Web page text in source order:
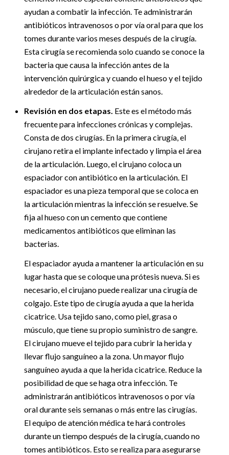
ayudan a combatir la infección. Te administrarán
antibióticos intravenosos o por vía oral para que los
tomes durante varios meses después de la cirugía.
Esta cirugía se recomienda solo cuando se conoce la
bacteria que causa la infección antes de la
intervención quirúrgica y cuando el hueso y el tejido
alrededor de la articulación están sanos.
Revisión en dos etapas. Este es el método más
frecuente para infecciones crónicas y complejas.
Consta de dos cirugías. En la primera cirugía, el
cirujano retira el implante infectado y limpia el área
de la articulación. Luego, el cirujano coloca un
espaciador con antibiótico en la articulación. El
espaciador es una pieza temporal que se coloca en
la articulación mientras la infección se resuelve. Se
fija al hueso con un cemento que contiene
medicamentos antibióticos que eliminan las
bacterias.
El espaciador ayuda a mantener la articulación en su
lugar hasta que se coloque una prótesis nueva. Si es
necesario, el cirujano puede realizar una cirugía de
colgajo. Este tipo de cirugía ayuda a que la herida
cicatrice. Usa tejido sano, como piel, grasa o
músculo, que tiene su propio suministro de sangre.
El cirujano mueve el tejido para cubrir la herida y
llevar flujo sanguíneo a la zona. Un mayor flujo
sanguíneo ayuda a que la herida cicatrice. Reduce la
posibilidad de que se haga otra infección. Te
administrarán antibióticos intravenosos o por vía
oral durante seis semanas o más entre las cirugías.
El equipo de atención médica te hará controles
durante un tiempo después de la cirugía, cuando no
tomes antibióticos. Esto se realiza para asegurarse